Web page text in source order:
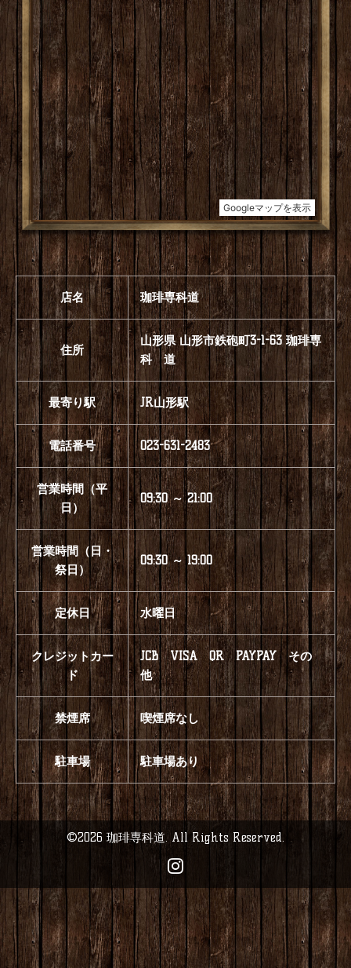
店名 珈琲専科道
住所
山形県 山形市鉄砲町3-1-63 珈琲専
科 道
最寄り駅 JR山形駅
電話番号 023-631-2483
営業時間（平
日）
09:30 ～ 21:00
営業時間（日・
祭日）
09:30 ～ 19:00
定休日 水曜日
クレジットカー
ド
JCB VISA QR PAYPAY その
他
禁煙席 喫煙席なし
駐車場 駐車場あり
©2026 珈琲専科道. All Rights Reserved.